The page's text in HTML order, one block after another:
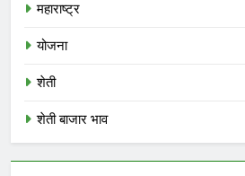
महाराष्ट्र
योजना
शेती
शेती बाजार भाव